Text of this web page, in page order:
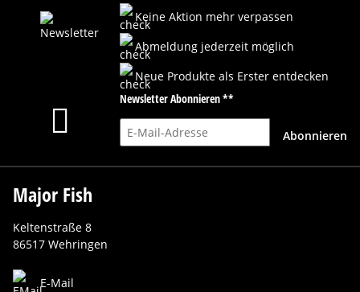
Keine Aktion mehr verpassen
Abmeldung jederzeit möglich
Neue Produkte als Erster entdecken
Newsletter Abonnieren **
E-Mail-Adresse
Abonnieren
Major Fish
Keltenstraße 8
86517 Wehringen
E-Mail